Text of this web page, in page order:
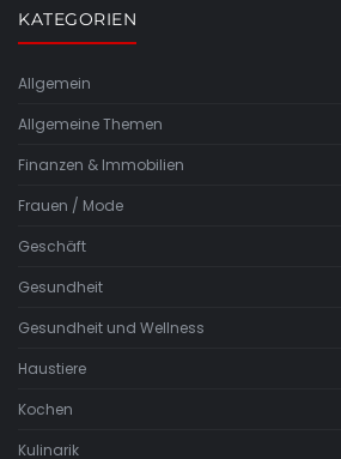
KATEGORIEN
Allgemein
Allgemeine Themen
Finanzen & Immobilien
Frauen / Mode
Geschäft
Gesundheit
Gesundheit und Wellness
Haustiere
Kochen
Kulinarik